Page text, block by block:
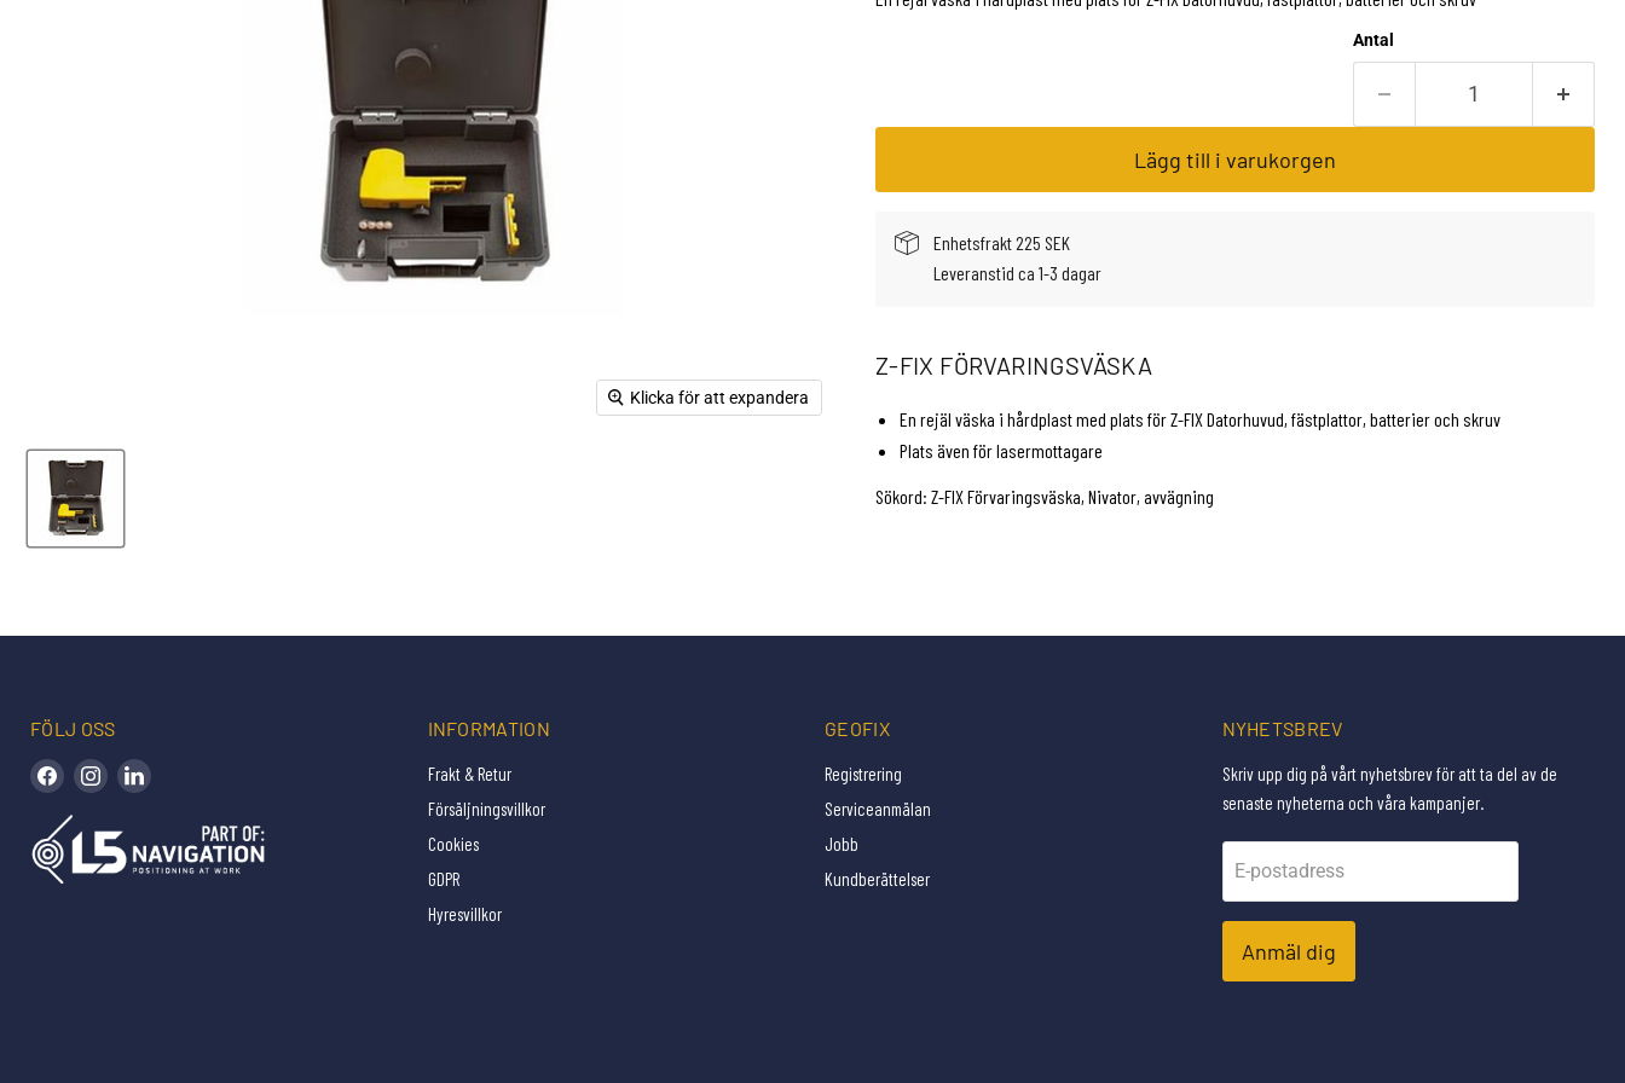
Klicka för att expandera
Antal
Lägg till i varukorgen
Enhetsfrakt 225 SEK
Leveranstid ca 1-3 dagar
Z-FIX FÖRVARINGSVÄSKA
En rejäl väska i hårdplast med plats för Z-FIX Datorhuvud, fästplattor, batterier och skruv
Plats även för lasermottagare
Sökord: Z-FIX Förvaringsväska, Nivator, avvägning
FÖLJ OSS
Hitta oss på Facebook
Hitta oss på Instagram
INFORMATION
Frakt & Retur
Försäljningsvillkor
Cookies
GDPR
Hyresvillkor
GEOFIX
Registrering
Serviceanmälan
Jobb
Kundberättelser
NYHETSBREV
Skriv upp dig på vårt nyhetsbrev för att ta del av de
senaste nyheterna och våra kampanjer.
E-postadress
Anmäl dig